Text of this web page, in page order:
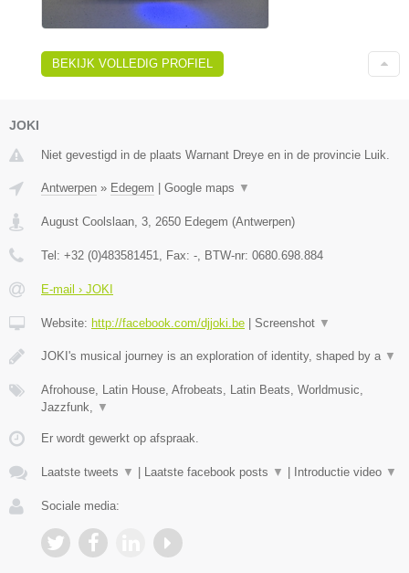
BEKIJK VOLLEDIG PROFIEL
JOKI
Niet gevestigd in de plaats Warnant Dreye en in de provincie Luik.
Antwerpen » Edegem Google maps ▼
August Coolslaan, 3, 2650 Edegem (Antwerpen)
Tel: +32 (0)483581451, Fax: -, BTW-nr: 0680.698.884
E-mail › JOKI
Website: http://facebook.com/djjoki.be Screenshot ▼
JOKI's musical journey is an exploration of identity, shaped by a ▼
Afrohouse, Latin House, Afrobeats, Latin Beats, Worldmusic,
Jazzfunk, ▼
Er wordt gewerkt op afspraak.
Laatste tweets ▼ Laatste facebook posts ▼ Introductie video ▼
Sociale media: